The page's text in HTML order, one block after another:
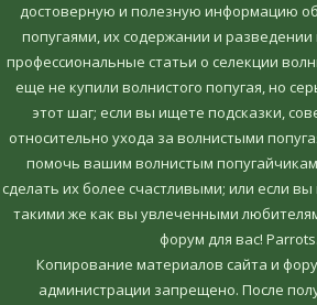
достоверную и полезную информацию
попугаями, их содержании и
профессиональные статьи о селекции
еще не купили волнистого попугая, но
этот шаг; если вы ищете подсказки,
относительно ухода за волнистыми
помочь вашим волнистым
сделать их более счастливыми; или если
такими же как вы увлеченными
форум для вас!
Копирование материалов сайта и
администрации запрещено. После